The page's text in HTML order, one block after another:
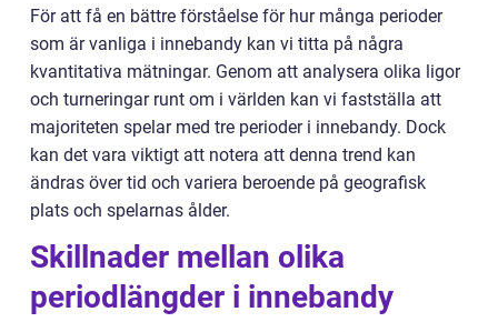
För att få en bättre förståelse för hur många perioder
som är vanliga i innebandy kan vi titta på några
kvantitativa mätningar. Genom att analysera olika ligor
och turneringar runt om i världen kan vi fastställa att
majoriteten spelar med tre perioder i innebandy. Dock
kan det vara viktigt att notera att denna trend kan
ändras över tid och variera beroende på geografisk
plats och spelarnas ålder.
Skillnader mellan olika
periodlängder i innebandy